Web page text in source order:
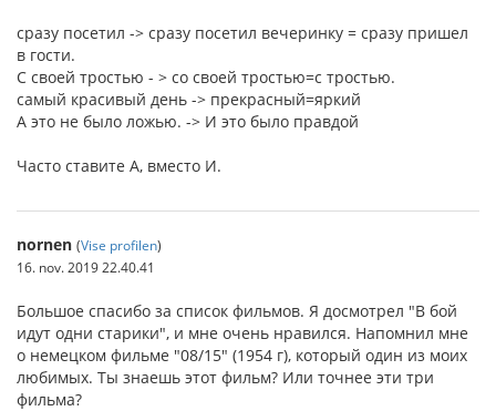
сразу посетил -> сразу посетил вечеринку = сразу пришел
в гости.
С своей тростью - > со своей тростью=с тростью.
самый красивый день -> прекрасный=яркий
А это не было ложью. -> И это было правдой
Часто ставите А, вместо И.
nornen (Vise profilen)
16. nov. 2019 22.40.41
Большое спасибо за список фильмов. Я досмотрел "В бой
идут одни старики", и мне очень нравился. Напомнил мне
о немецком фильме "08/15" (1954 г), который один из моих
любимых. Ты знаешь этот фильм? Или точнее эти три
фильма?